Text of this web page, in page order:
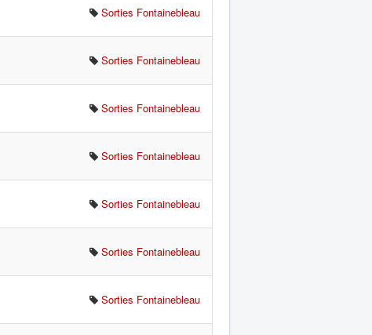
Sorties Fontainebleau
Sorties Fontainebleau
Sorties Fontainebleau
Sorties Fontainebleau
Sorties Fontainebleau
Sorties Fontainebleau
Sorties Fontainebleau